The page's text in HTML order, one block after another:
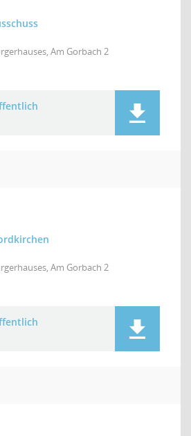
Am Gorbach 2
Am Gorbach 2